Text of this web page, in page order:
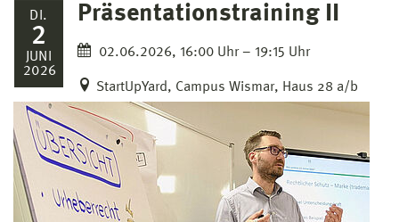
DI.
2
JUNI
2026
Präsentationstraining II
02.06.2026, 16:00 Uhr – 19:15 Uhr
StartUpYard, Campus Wismar, Haus 28 a/b